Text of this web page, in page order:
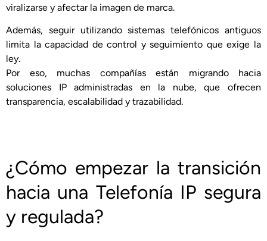
viralizarse y afectar la imagen de marca.
Además, seguir utilizando sistemas telefónicos antiguos
limita la capacidad de control y seguimiento que exige la
ley.
Por eso, muchas compañías están migrando hacia
soluciones IP administradas en la nube, que ofrecen
transparencia, escalabilidad y trazabilidad.
¿Cómo empezar la transición
hacia una Telefonía IP segura
y regulada?